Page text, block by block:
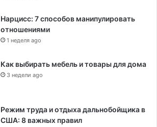
Нарцисс: 7 способов манипулировать
отношениями
1 неделя ago
Как выбирать мебель и товары для дома
3 недели ago
Режим труда и отдыха дальнобойщика в
США: 8 важных правил